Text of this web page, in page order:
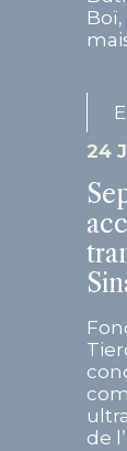
24
de